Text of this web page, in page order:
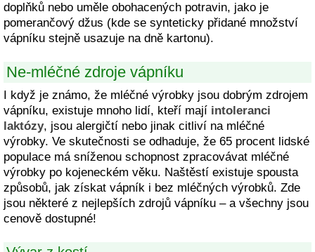
doplňků nebo uměle obohacených potravin, jako je
pomerančový džus (kde se synteticky přidané množství
vápníku stejně usazuje na dně kartonu).
Ne-mléčné zdroje vápníku
I když je známo, že mléčné výrobky jsou dobrým zdrojem
vápníku, existuje mnoho lidí, kteří mají intoleranci
laktózy, jsou alergičtí nebo jinak citliví na mléčné
výrobky. Ve skutečnosti se odhaduje, že 65 procent lidské
populace má sníženou schopnost zpracovávat mléčné
výrobky po kojeneckém věku. Naštěstí existuje spousta
způsobů, jak získat vápník i bez mléčných výrobků. Zde
jsou některé z nejlepších zdrojů vápníku – a všechny jsou
cenově dostupné!